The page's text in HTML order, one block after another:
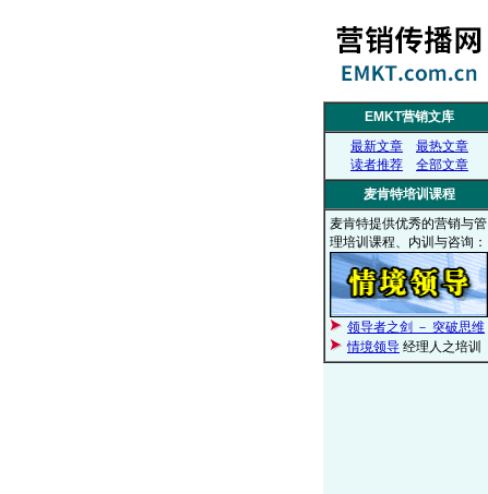
EMKT营销文库
最新文章
最热文章
读者推荐
全部文章
麦肯特培训课程
麦肯特提供优秀的营销与管
理培训课程、内训与咨询：
领导者之剑 － 突破思维
情境领导 经理人之培训